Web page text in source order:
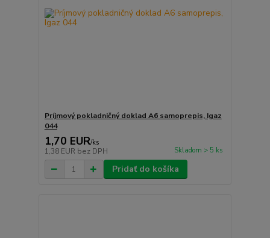
Príjmový pokladničný doklad A6 samoprepis, Igaz
044
1,70 EUR/ks
1,38 EUR bez DPH Skladom > 5 ks
Pridať do košíka